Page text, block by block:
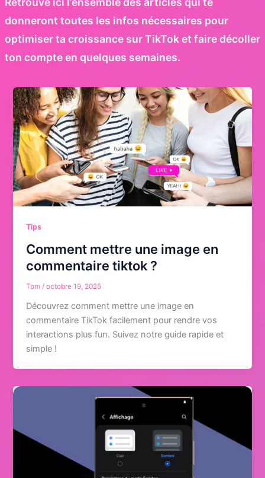
donneront toutes les infos nécessaires pour
optimiser ta croissance sur TikTok et faire décoller
ton compte en quelques semaines.
Tips
Comment mettre une image en
commentaire tiktok ?
Tom/octobre 19, 2025
Découvrez comment mettre une image en
commentaire TikTok facilement pour rendre vos
interactions plus fun. Suivez notre guide rapide et
simple !